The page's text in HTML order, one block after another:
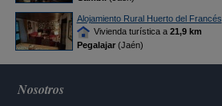
Alojamiento Rural Huerto del Francés
Vivienda turística a 21,9 km
Pegalajar(Jaén)
Nosotros